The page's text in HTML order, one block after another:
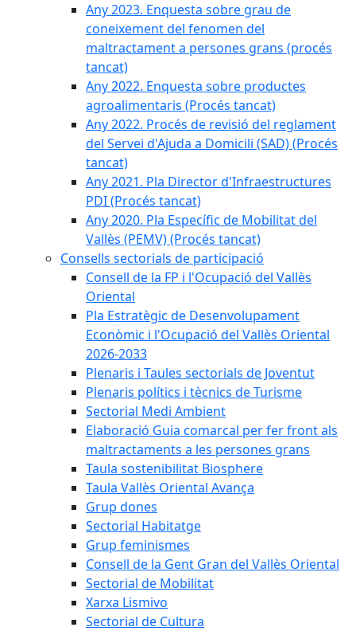
Any 2023. Enquesta sobre grau de
coneixement del fenomen del
maltractament a persones grans (procés
tancat)
Any 2022. Enquesta sobre productes
agroalimentaris (Procés tancat)
Any 2022. Procés de revisió del reglament
del Servei d'Ajuda a Domicili (SAD) (Procés
tancat)
Any 2021. Pla Director d'Infraestructures
PDI (Procés tancat)
Any 2020. Pla Específic de Mobilitat del
Vallès (PEMV) (Procés tancat)
Consells sectorials de participació
Consell de la FP i l'Ocupació del Vallès
Oriental
Pla Estratègic de Desenvolupament
Econòmic i l'Ocupació del Vallès Oriental
2026-2033
Plenaris i Taules sectorials de Joventut
Plenaris polítics i tècnics de Turisme
Sectorial Medi Ambient
Elaboració Guia comarcal per fer front als
maltractaments a les persones grans
Taula sostenibilitat Biosphere
Taula Vallès Oriental Avança
Grup dones
Sectorial Habitatge
Grup feminismes
Consell de la Gent Gran del Vallès Oriental
Sectorial de Mobilitat
Xarxa Lismivo
Sectorial de Cultura